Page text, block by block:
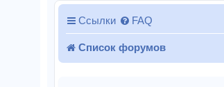
Ссылки FAQ
Список форумов